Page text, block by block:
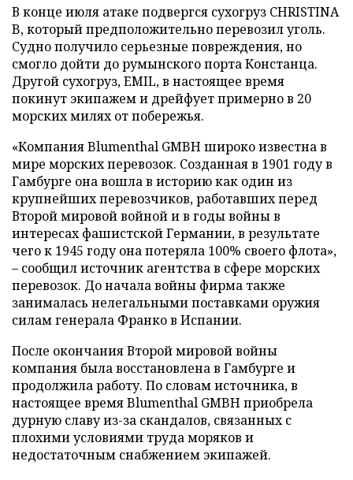
В конце июля атаке подвергся сухогруз CHRISTINA
B, который предположительно перевозил уголь.
Судно получило серьезные повреждения, но
смогло дойти до румынского порта Констанца.
Другой сухогруз, EMIL, в настоящее время
покинут экипажем и дрейфует примерно в 20
морских милях от побережья.
«Компания Blumenthal GMBH широко известна в
мире морских перевозок. Созданная в 1901 году в
Гамбурге она вошла в историю как один из
крупнейших перевозчиков, работавших перед
Второй мировой войной и в годы войны в
интересах фашистской Германии, в результате
чего к 1945 году она потеряла 100% своего флота»,
– сообщил источник агентства в сфере морских
перевозок. До начала войны фирма также
занималась нелегальными поставками оружия
силам генерала Франко в Испании.
После окончания Второй мировой войны
компания была восстановлена в Гамбурге и
продолжила работу. По словам источника, в
настоящее время Blumenthal GMBH приобрела
дурную славу из-за скандалов, связанных с
плохими условиями труда моряков и
недостаточным снабжением экипажей.